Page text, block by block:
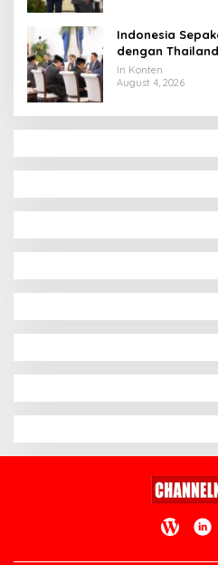
Indonesia
dengan
Ekonomi Digital
In Konten
August 4, 2026